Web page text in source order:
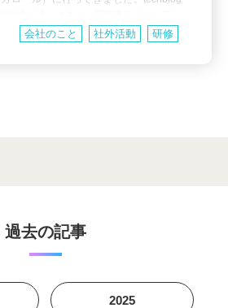
参加してきたので紹介しようと思いま
が著しいインドの経済状況を知る インド
会社のこと 社外活動 研修
過去の記事
2025